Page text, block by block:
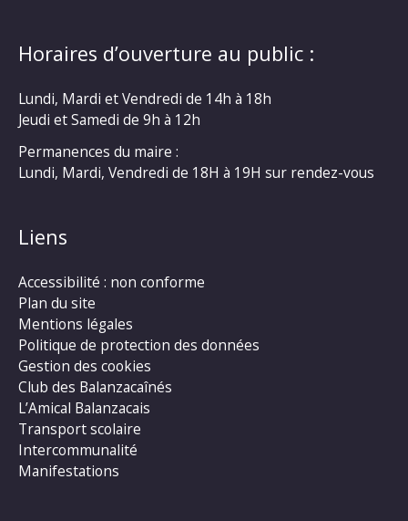
Horaires d’ouverture au public :
Lundi, Mardi et Vendredi de 14h à 18h
Jeudi et Samedi de 9h à 12h
Permanences du maire :
Lundi, Mardi, Vendredi de 18H à 19H sur rendez-vous
Liens
Accessibilité : non conforme
Plan du site
Mentions légales
Politique de protection des données
Gestion des cookies
Club des Balanzacaînés
L’Amical Balanzacais
Transport scolaire
Intercommunalité
Manifestations